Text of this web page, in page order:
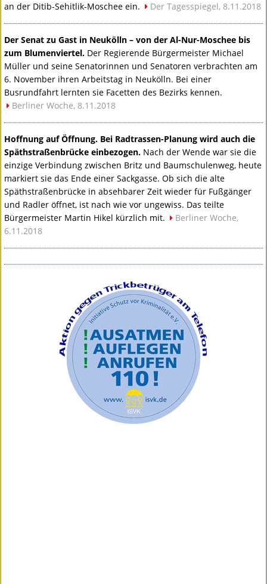
an der Ditib-Sehitlik-Moschee ein.
Der Tagesspiegel, 8.11.2018
Der Senat zu Gast in Neukölln – von der Al-Nur-Moschee bis
zum Blumenviertel. Der Regierende Bürgermeister Michael
Müller und seine Senatorinnen und Senatoren verbrachten am
6. November ihren Arbeitstag in Neukölln. Bei einer
Busrundfahrt lernten sie Facetten des Bezirks kennen.
Berliner Woche, 8.11.2018
Hoffnung auf Öffnung. Bei Radtrassen-Planung wird auch die
Späthstraßenbrücke einbezogen. Nach der Wende war sie die
einzige Verbindung zwischen Britz und Baumschulenweg, heute
markiert sie das Ende einer Sackgasse. Ob sich die alte
Späthstraßenbrücke in absehbarer Zeit wieder für Fußgänger
und Radler öffnet, ist nach wie vor ungewiss. Das teilte
Bürgermeister Martin Hikel kürzlich mit.
Berliner Woche,
6.11.2018